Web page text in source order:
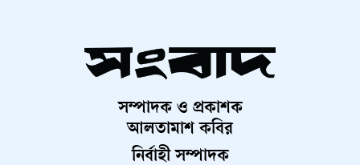
সম্পাদক ও প্রকাশক
আলতামাশ কবির
নির্বাহী সম্পাদক